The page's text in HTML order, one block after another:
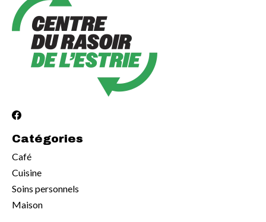
Catégories
Café
Cuisine
Soins personnels
Maison